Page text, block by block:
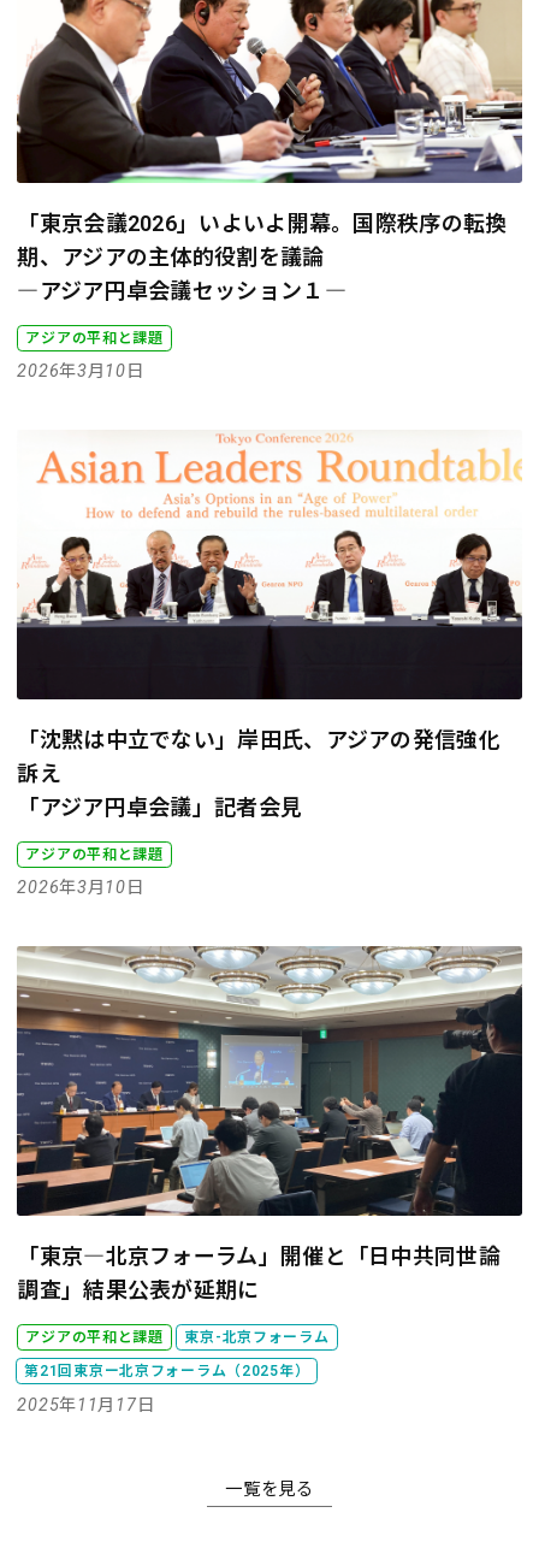
「東京会議2026」いよいよ開幕。国際秩序の転換
期、アジアの主体的役割を議論
―アジア円卓会議セッション１―
アジアの平和と課題
2026年3月10日
「沈黙は中立でない」岸田氏、アジアの発信強化
訴え
「アジア円卓会議」記者会見
アジアの平和と課題
2026年3月10日
「東京―北京フォーラム」開催と「日中共同世論
調査」結果公表が延期に
アジアの平和と課題 東京-北京フォーラム
第21回東京ー北京フォーラム（2025年）
2025年11月17日
一覧を見る